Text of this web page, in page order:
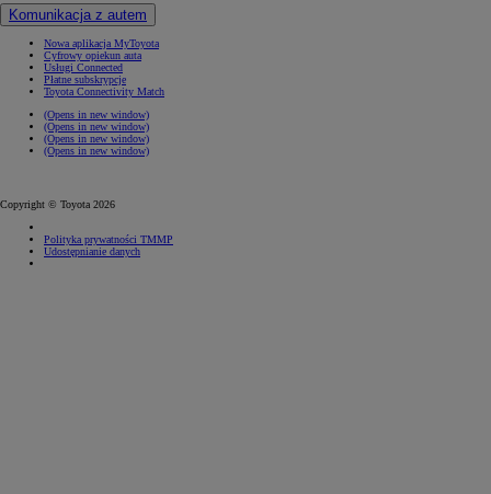
Komunikacja z autem
Nowa aplikacja MyToyota
Cyfrowy opiekun auta
Usługi Connected
Płatne subskrypcje
Toyota Connectivity Match
(Opens in new window)
(Opens in new window)
(Opens in new window)
(Opens in new window)
Copyright © Toyota 2026
Polityka prywatności TMMP
Udostępnianie danych